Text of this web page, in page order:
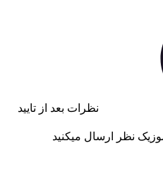
نظرات بعد از تایید
نظر ارسال میکنید